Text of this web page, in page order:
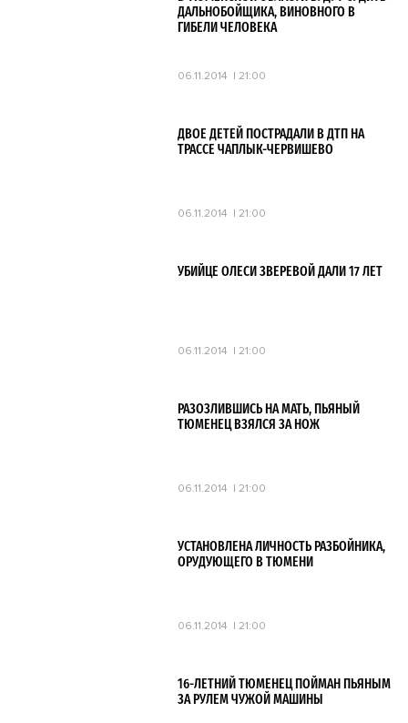
ДАЛЬНОБОЙЩИКА, ВИНОВНОГО В
ГИБЕЛИ ЧЕЛОВЕКА
06.11.2014 21:00
ДВОЕ ДЕТЕЙ ПОСТРАДАЛИ В ДТП НА
ТРАССЕ ЧАПЛЫК-ЧЕРВИШЕВО
06.11.2014 21:00
УБИЙЦЕ ОЛЕСИ ЗВЕРЕВОЙ ДАЛИ 17 ЛЕТ
06.11.2014 21:00
РАЗОЗЛИВШИСЬ НА МАТЬ, ПЬЯНЫЙ
ТЮМЕНЕЦ ВЗЯЛСЯ ЗА НОЖ
06.11.2014 21:00
УСТАНОВЛЕНА ЛИЧНОСТЬ РАЗБОЙНИКА,
ОРУДУЮЩЕГО В ТЮМЕНИ
06.11.2014 21:00
16-ЛЕТНИЙ ТЮМЕНЕЦ ПОЙМАН ПЬЯНЫМ
ЗА РУЛЕМ ЧУЖОЙ МАШИНЫ